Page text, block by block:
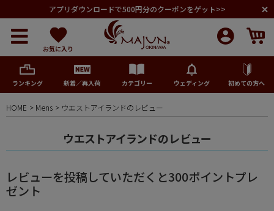
アプリダウンロードで500円分のクーポンをゲット>>
お気に入り
ランキング 新着／再入荷 カテゴリー ウェディング 初めての方へ
メンズ
レディース
キッズ
HOME Mens ウエストアイランドのレビュー
ウエストアイランドのレビュー
レビューを投稿していただくと300ポイントプレ
ゼント